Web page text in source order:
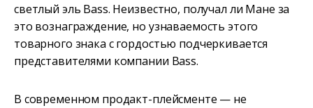
светлый эль Bass. Неизвестно, получал ли Мане за
это вознаграждение, но узнаваемость этого
товарного знака с гордостью подчеркивается
представителями компании Bass.
В современном продакт-плейсменте — не